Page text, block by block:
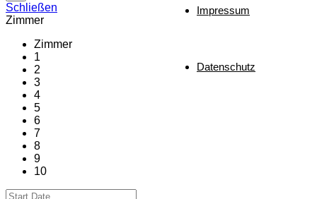
Impressum
Datenschutz
Schließen
Zimmer
Zimmer
1
2
3
4
5
6
7
8
9
10